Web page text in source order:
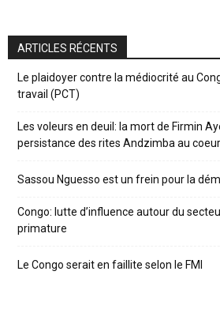
ARTICLES RÉCENTS
Le plaidoyer contre la médiocrité au
travail (PCT)
Les voleurs en deuil: la mort de Firmin
persistance des rites Andzimba au
Sassou Nguesso est un frein pour la
Congo: lutte d’influence autour du
primature
Le Congo serait en faillite selon le FMI